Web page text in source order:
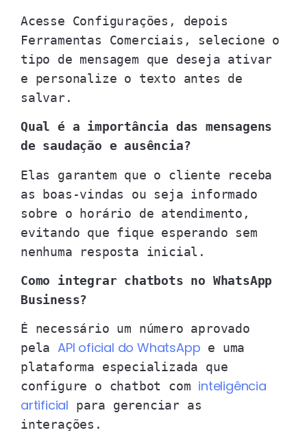
Acesse Configurações, depois
Ferramentas Comerciais, selecione o
tipo de mensagem que deseja ativar
e personalize o texto antes de
salvar.
Qual é a importância das mensagens
de saudação e ausência?
Elas garantem que o cliente receba
as boas-vindas ou seja informado
sobre o horário de atendimento,
evitando que fique esperando sem
nenhuma resposta inicial.
Como integrar chatbots no WhatsApp
Business?
É necessário um número aprovado
pela API oficial do WhatsApp e uma
plataforma especializada que
configure o chatbot com inteligência
artificial para gerenciar as
interações.